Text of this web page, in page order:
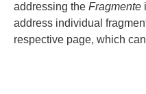
addressing the Fragmente
address individual
respective page, which